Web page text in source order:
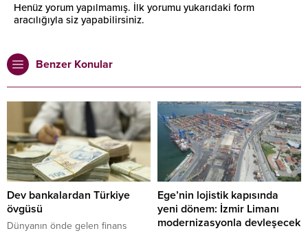
Henüz yorum yapılmamış. İlk yorumu yukarıdaki form
aracılığıyla siz yapabilirsiniz.
Benzer Konular
Dev bankalardan Türkiye
övgüsü
Dünyanın önde gelen finans
Ege’nin lojistik kapısında
yeni dönem: İzmir Limanı
modernizasyonla devleşecek